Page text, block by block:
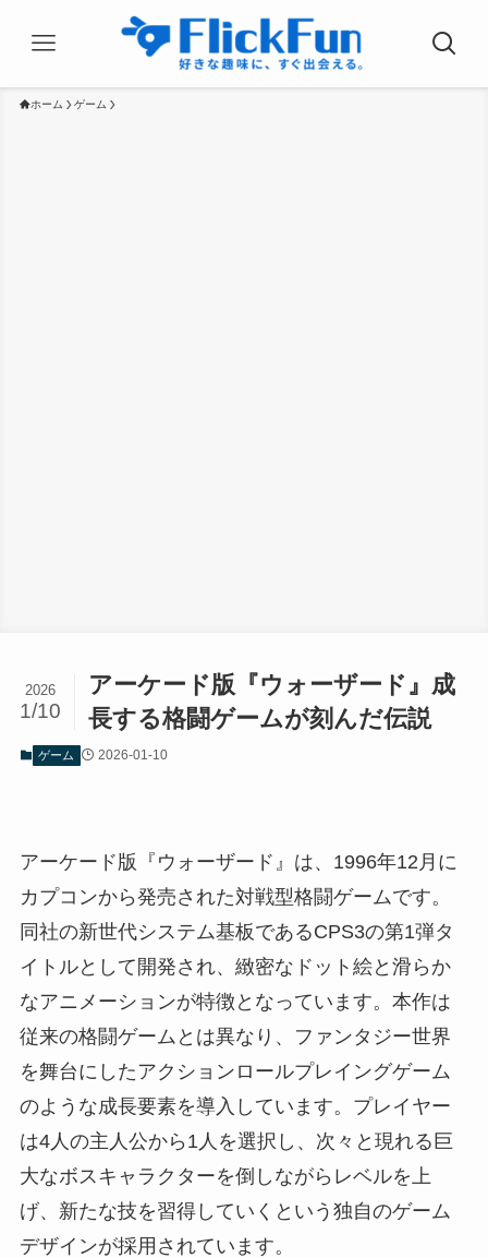
ホーム ゲーム
アーケード版『ウォーザード』成
長する格闘ゲームが刻んだ伝説
2026
1/10
ゲーム 2026-01-10
アーケード版『ウォーザード』は、1996年12月に
カプコンから発売された対戦型格闘ゲームです。
同社の新世代システム基板であるCPS3の第1弾タ
イトルとして開発され、緻密なドット絵と滑らか
なアニメーションが特徴となっています。本作は
従来の格闘ゲームとは異なり、ファンタジー世界
を舞台にしたアクションロールプレイングゲーム
のような成長要素を導入しています。プレイヤー
は4人の主人公から1人を選択し、次々と現れる巨
大なボスキャラクターを倒しながらレベルを上
げ、新たな技を習得していくという独自のゲーム
デザインが採用されています。